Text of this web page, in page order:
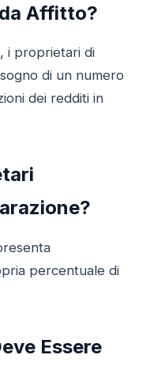
Affitto?
i proprietari di
di un numero
dei redditi in
percentuale di
Essere